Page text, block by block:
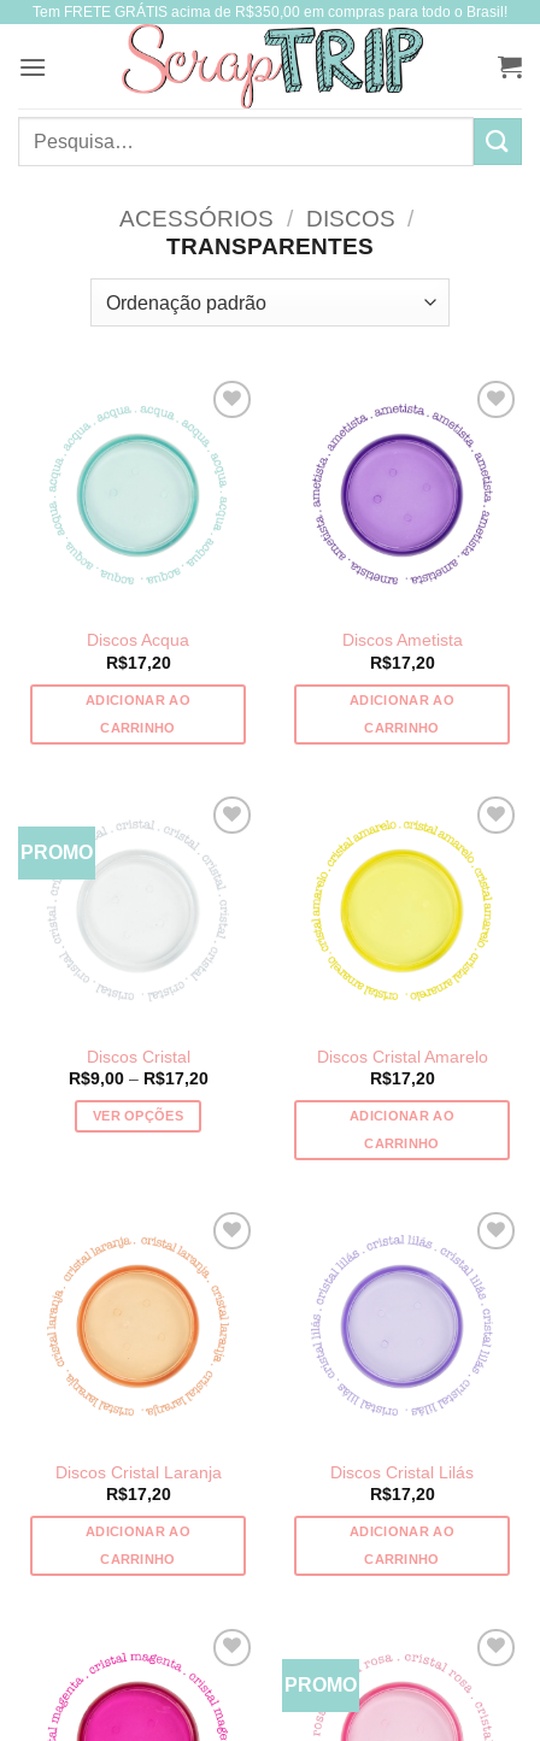
Skip
content
Tem FRETE GRÁTIS acima de R$350,00 em compras para todo o Brasil!
Pesquisar
ACESSÓRIOS / DISCOS /
TRANSPARENTES
Discos Acqua
R$17,20
ADICIONAR AO
CARRINHO
Discos Ametista
R$17,20
ADICIONAR AO
CARRINHO
PROMO
Discos Cristal
R$9,00 – R$17,20Price
VER OPÇÕES
variantes.
As
opções
escolhidas
página
produto
Discos Cristal Amarelo
R$17,20
ADICIONAR AO
CARRINHO
Discos Cristal Laranja
R$17,20
ADICIONAR AO
CARRINHO
Discos Cristal Lilás
R$17,20
ADICIONAR AO
CARRINHO
PROMO